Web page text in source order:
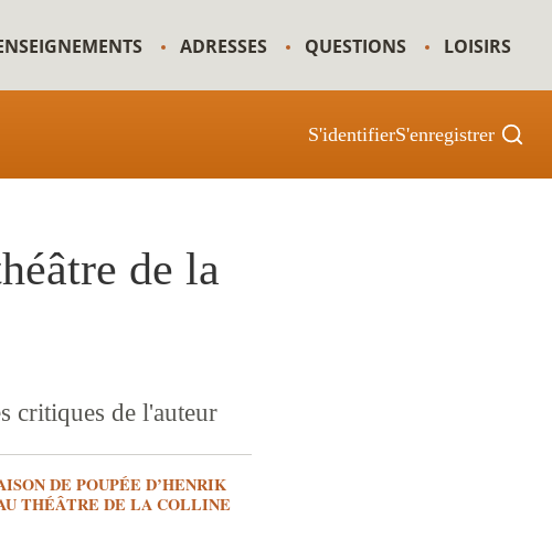
ADRESSES QUESTIONS LOISIRS
S'identifierS'enregistrer
de la
critiques de l'auteur
DE POUPÉE D’HENRIK
THÉÂTRE DE LA COLLINE